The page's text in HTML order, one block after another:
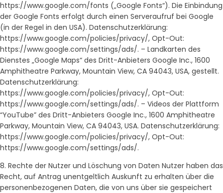
https://www.google.com/fonts („Google Fonts“). Die Einbindung
der Google Fonts erfolgt durch einen Serveraufruf bei Google
(in der Regel in den USA). Datenschutzerklärung:
https://www.google.com/policies/privacy/, Opt-Out:
https://www.google.com/settings/ads/. – Landkarten des
Dienstes „Google Maps“ des Dritt-Anbieters Google Inc., 1600
Amphitheatre Parkway, Mountain View, CA 94043, USA, gestellt.
Datenschutzerklärung:
https://www.google.com/policies/privacy/, Opt-Out:
https://www.google.com/settings/ads/. – Videos der Plattform
“YouTube” des Dritt-Anbieters Google Inc., 1600 Amphitheatre
Parkway, Mountain View, CA 94043, USA. Datenschutzerklärung:
https://www.google.com/policies/privacy/, Opt-Out:
https://www.google.com/settings/ads/.
8. Rechte der Nutzer und Löschung von Daten Nutzer haben das
Recht, auf Antrag unentgeltlich Auskunft zu erhalten über die
personenbezogenen Daten, die von uns über sie gespeichert